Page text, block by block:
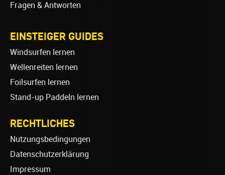
Fragen & Antworten
EINSTEIGER GUIDES
Windsurfen lernen
Wellenreiten lernen
Foilsurfen lernen
Stand-up Paddeln lernen
RECHTLICHES
Nutzungsbedingungen
Datenschutzerklärung
Impressum